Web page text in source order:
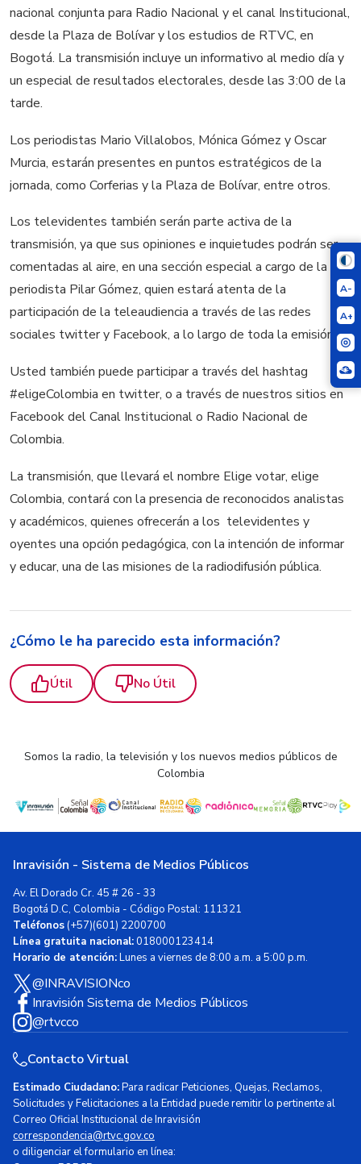
A-
A+
nacional conjunta para Radio Nacional y el canal Institucional,
desde la Plaza de Bolívar y los estudios de RTVC, en
Bogotá. La transmisión incluye un informativo al medio día y
un especial de resultados electorales, desde las 3:00 de la
tarde.
Los periodistas Mario Villalobos, Mónica Gómez y Oscar
Murcia, estarán presentes en puntos estratégicos de la
jornada, como Corferias y la Plaza de Bolívar, entre otros.
Los televidentes también serán parte activa de la
transmisión, ya que sus opiniones e inquietudes podrán ser
comentadas al aire, en una sección especial a cargo de la
periodista Pilar Gómez, quien estará atenta de la
participación de la teleaudiencia a través de las redes
sociales twitter y Facebook, a lo largo de toda la emisión.
Usted también puede participar a través del hashtag
#eligeColombia en twitter, o a través de nuestros sitios en
Facebook del Canal Institucional o Radio Nacional de
Colombia.
La transmisión, que llevará el nombre Elige votar, elige
Colombia, contará con la presencia de reconocidos analistas
y académicos, quienes ofrecerán a los televidentes y
oyentes una opción pedagógica, con la intención de informar
y educar, una de las misiones de la radiodifusión pública.
¿Cómo le ha parecido esta información?
Útil No Útil
Somos la radio, la televisión y los nuevos medios públicos de
Colombia
Inravisión - Sistema de Medios Públicos
Av. El Dorado Cr. 45 # 26 - 33
Bogotá D.C, Colombia - Código Postal: 111321
Teléfonos(+57)(601) 2200700
Línea gratuita nacional:018000123414
Horario de atención:Lunes a viernes de 8:00 a.m. a 5:00 p.m.
@INRAVISIONco
Inravisión Sistema de Medios Públicos
@rtvcco
Contacto Virtual
Estimado Ciudadano:Para radicar Peticiones, Quejas, Reclamos,
Solicitudes y Felicitaciones a la Entidad puede remitir lo pertinente al
Correo Oficial Institucional de Inravisión
correspondencia@rtvc.gov.co
o diligenciar el formulario en línea: